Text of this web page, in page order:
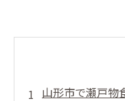
山形市で瀬戸物